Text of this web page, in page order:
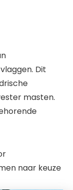
Dit
masten.
naar keuze